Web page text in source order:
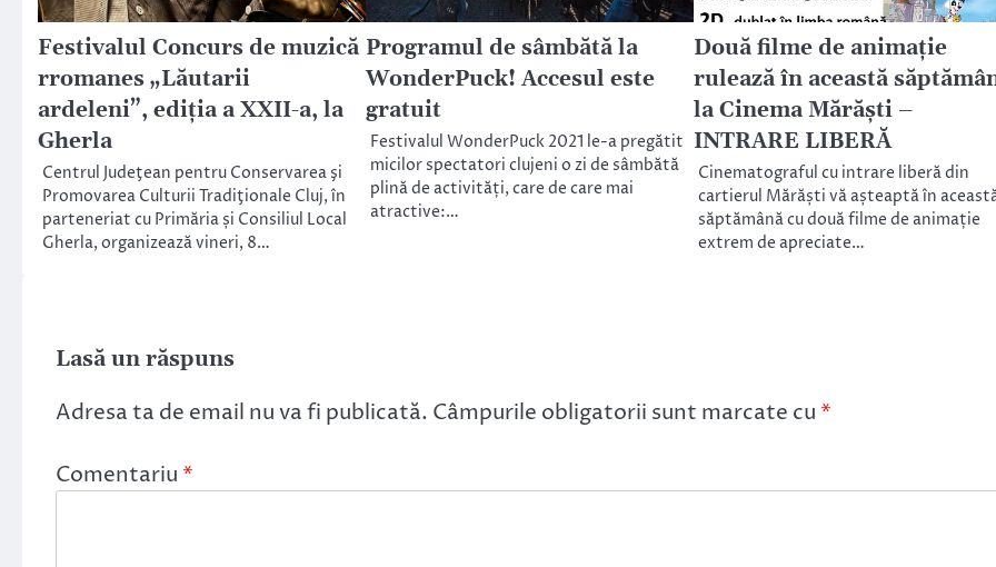
Festivalul Concurs de muzică
rromanes „Lăutarii
ardeleni”, ediția a XXII-a, la
Gherla
Centrul Judeţean pentru Conservarea şi
Promovarea Culturii Tradiţionale Cluj, în
parteneriat cu Primăria și Consiliul Local
Gherla, organizează vineri, 8…
Programul de sâmbătă la
WonderPuck! Accesul este
gratuit
Festivalul WonderPuck 2021 le-a pregătit
micilor spectatori clujeni o zi de sâmbătă
plină de activități, care de care mai
atractive:…
Două filme de animație
rulează în această
la Cinema Mărăști –
INTRARE LIBERĂ
Cinematograful cu intrare liberă din
cartierul Mărăști vă așteaptă în
săptămână cu două filme de animație
extrem de apreciate…
Lasă un răspuns
Adresa ta de email nu va fi publicată. Câmpurile obligatorii sunt marcate cu *
Comentariu *